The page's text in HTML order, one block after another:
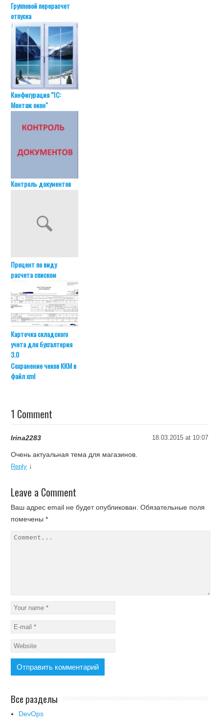
Групповой перерасчет
отпуска
Конфигурация "1С:
Монтаж окон"
Контроль документов
Процент по виду
расчета списком
Карточка складского
учета для бухгалтерия
3.0
Сохранение чеков ККМ в
файл xml
1 Comment
Irina2283 18.03.2015 at 10:07
Очень актуальная тема для магазинов.
Reply ↓
Leave a Comment
Ваш адрес email не будет опубликован. Обязательные поля
помечены*
Все разделы
DevOps